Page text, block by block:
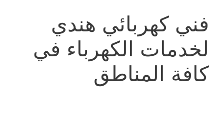
فني كهربائي هندي
لخدمات الكهرباء في
كافة المناطق